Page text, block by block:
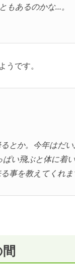
もあるのかな…。
です。
とか。今年はだ
い飛ぶと体に着
事を教えてくれ